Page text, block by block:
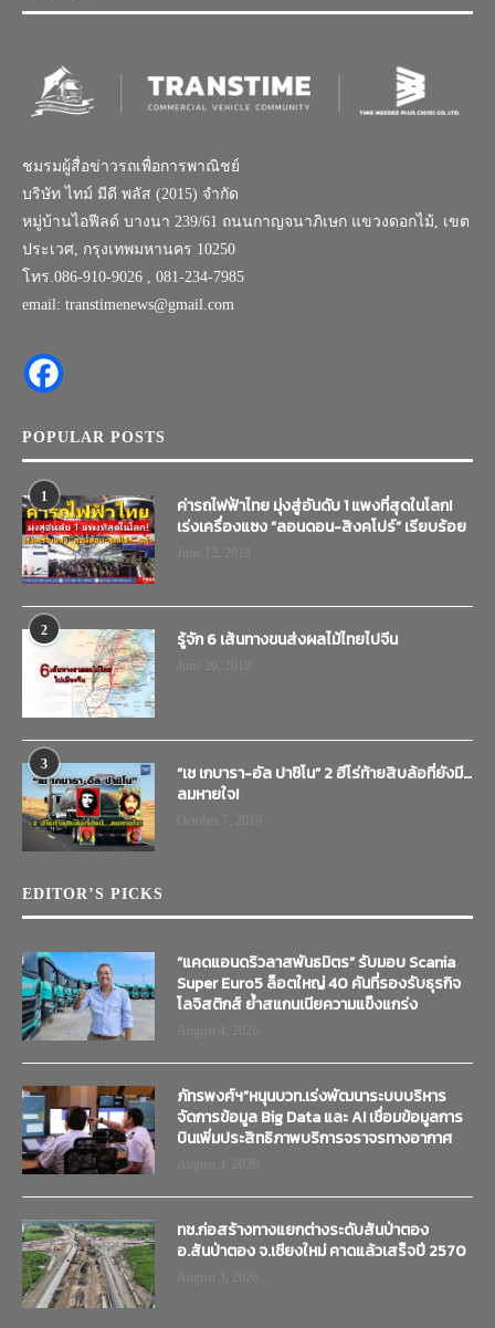
ชมรมผู้สื่อข่าวรถเพื่อการพาณิชย์
บริษัท ไทม์ มีดี พลัส (2015) จำกัด
หมู่บ้านไอฟีลด์ บางนา 239/61 ถนนกาญจนาภิเษก แขวงดอกไม้, เขต
ประเวศ, กรุงเทพมหานคร 10250
โทร.086-910-9026 , 081-234-7985
email: transtimenews@gmail.com
POPULAR POSTS
1
ค่ารถไฟฟ้าไทย มุ่งสู่อันดับ 1 แพงที่สุดในโลก!
เร่งเครื่องแซง “ลอนดอน-สิงคโปร์” เรียบร้อย
2 รู้จัก 6 เส้นทางขนส่งผลไม้ไทยไปจีน
3
“เช เกบารา-อัล ปาชิโน” 2 ฮีโร่ท้ายสิบล้อที่ยังมี…
ลมหายใจ!
EDITOR’S PICKS
“แคดแอนดริวลาสพันธมิตร” รับมอบ Scania
Super Euro5 ล็อตใหญ่ 40 คันที่รองรับธุรกิจ
โลจิสติกส์ ย้ำสแกนเนียความแข็งแกร่ง
ภัทรพงศ์ฯ”หนุนบวท.เร่งพัฒนาระบบบริหาร
จัดการข้อมูล Big Data และ AI เชื่อมข้อมูลการ
บินเพิ่มประสิทธิภาพบริการจราจรทางอากาศ
ทช.ก่อสร้างทางแยกต่างระดับสันป่าตอง
อ.สันป่าตอง จ.เชียงใหม่ คาดแล้วเสร็จปี 2570